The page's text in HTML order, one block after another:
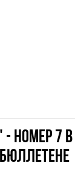
- НОМЕР 7 В